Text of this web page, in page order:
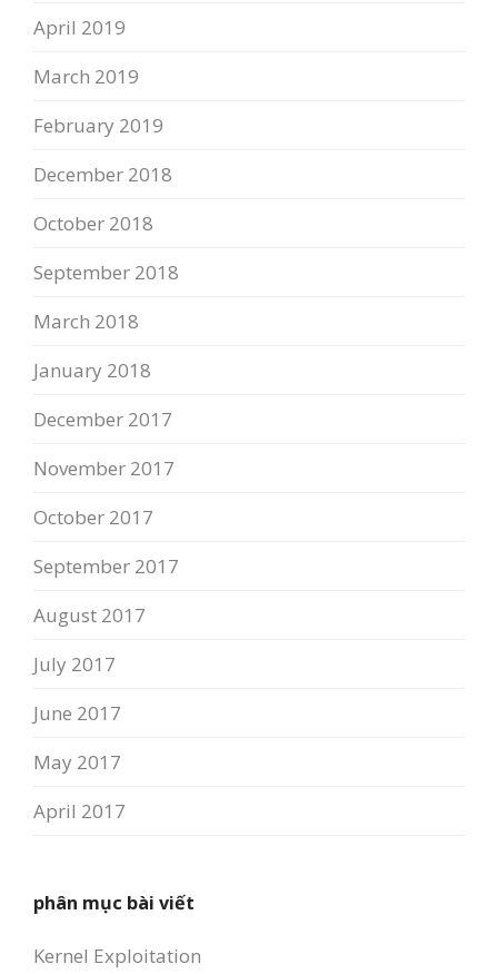
April 2019
March 2019
February 2019
December 2018
October 2018
September 2018
March 2018
January 2018
December 2017
November 2017
October 2017
September 2017
August 2017
July 2017
June 2017
May 2017
April 2017
phân mục bài viết
Kernel Exploitation